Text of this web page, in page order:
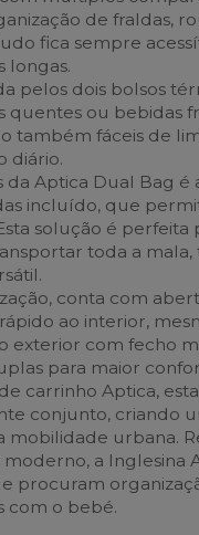
de fraldas,
fica sempre
longas.
pelos dois bolsos
quentes ou bebidas
também fáceis de
diário.
da Aptica Dual Bag é
incluído, que
solução é perfeita
toda a
conta com
ao interior,
exterior com fecho
para maior
carrinho Aptica,
conjunto, criando
urbana.
a Inglesina
procuram
com o bebé.